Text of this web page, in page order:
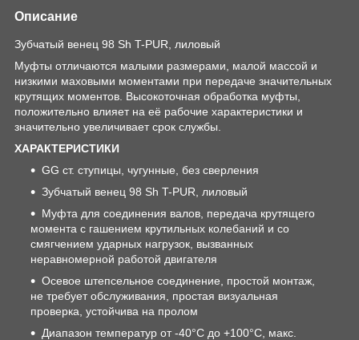
Описание
Зубчатый венец 98 Sh T-PUR, лиловый
Муфты отличаются малыми размерами, малой массой и
низкими маховыми моментами при передаче значительных
крутящих моментов. Высокоточная обработка муфты,
положительно влияет на её рабочие характеристики и
значительно увеличивает срок службы.
ХАРАКТЕРИСТИКИ
GG ст. ступицы, чугунные, без сверления
Зубчатый венец 98 Sh T-PUR, лиловый
Муфта для соединения валов, передача крутящего
момента с гашением крутильных колебаний и со
смягчением ударных нагрузок, вызванных
неравномерной работой двигателя
Осевое штепсельное соединение, простой монтаж,
не требует обслуживания, простая визуальная
проверка, устойчива на пролом
Диапазон температур от -40°C до +100°C, макс.